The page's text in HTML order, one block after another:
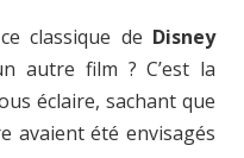
classique de Disney
autre film ? C’est la
éclaire, sachant que
avaient été envisagés